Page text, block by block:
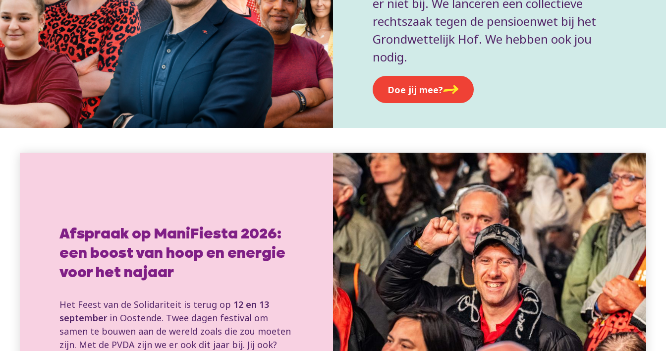
rechtszaak tegen de pensioenwet bij het
Grondwettelijk Hof. We hebben ook jou
nodig.
Doe jij mee?
Afspraak op ManiFiesta 2026:
een boost van hoop en energie
voor het najaar
Het Feest van de Solidariteit is terug op 12 en 13
septemberin Oostende. Twee dagen festival om
samen te bouwen aan de wereld zoals die zou moeten
zijn. Met de PVDA zijn we er ook dit jaar bij. Jij ook?